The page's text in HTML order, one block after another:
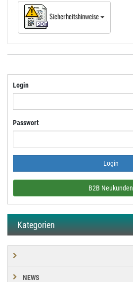
Sicherheitshinweise
Login
Passwort
B2B Neukunden
Kategorien
NEWS